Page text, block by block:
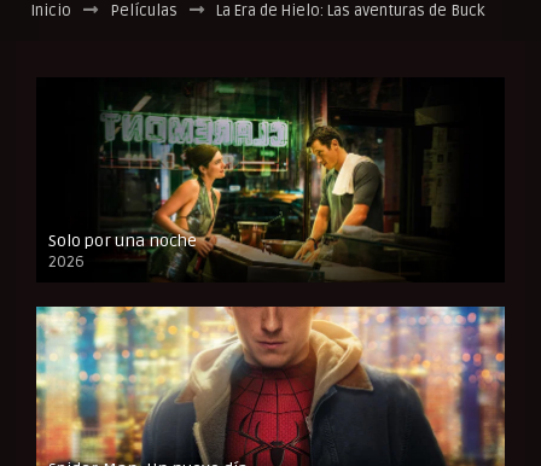
Inicio Películas La Era de Hielo: Las aventuras de Buck
Solo por una noche
2026
CAM